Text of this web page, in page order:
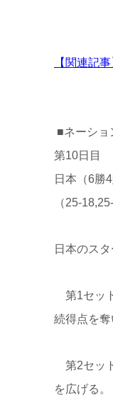
【関連記
■ネーショ
第10日目
日本（6勝
（25-
日本のス
第1セッ
続得点を
第2セッ
を広げる